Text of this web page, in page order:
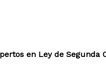
en Ley de Segunda